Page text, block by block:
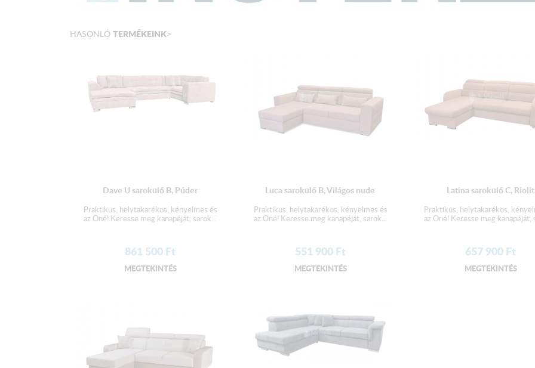
HASONLÓ TERMÉKEINK>
Dave U sarokülő B, Púder
Praktikus, helytakarékos, kényelmes és
az Öné! Keresse meg kanapéját, sarok...
861 500Ft
MEGTEKINTÉS
Luca sarokülő B, Világos nude
Praktikus, helytakarékos, kényelmes és
az Öné! Keresse meg kanapéját, sarok...
551 900Ft
MEGTEKINTÉS
Latina sarokülő C, Riolit
Praktikus, helytakarékos,
az Öné! Keresse meg kanapéját,
657 900Ft
MEGTEKINTÉS